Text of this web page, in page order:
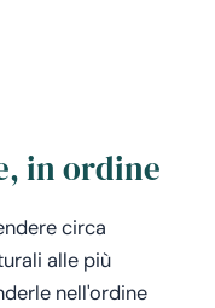
in ordine
circa
alle più
nell'ordine